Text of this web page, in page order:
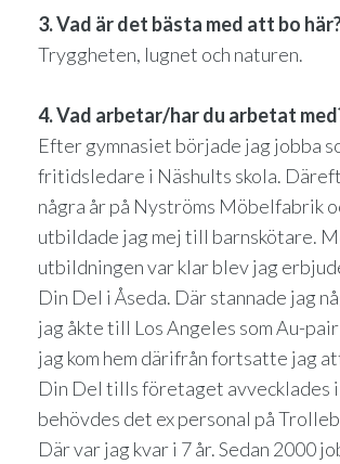
3. Vad är det bästa med att bo
Tryggheten, lugnet och naturen.
4. Vad arbetar/har du arbetat
Efter gymnasiet började jag jobba
fritidsledare i Näshults skola.
några år på Nyströms Möbelfabrik
utbildade jag mej till barnskötare.
utbildningen var klar blev jag
Din Del i Åseda. Där stannade jag
jag åkte till Los Angeles som Au-
jag kom hem därifrån fortsatte jag
Din Del tills företaget avvecklades i
behövdes det ex personal på
Där var jag kvar i 7 år. Sedan 2000